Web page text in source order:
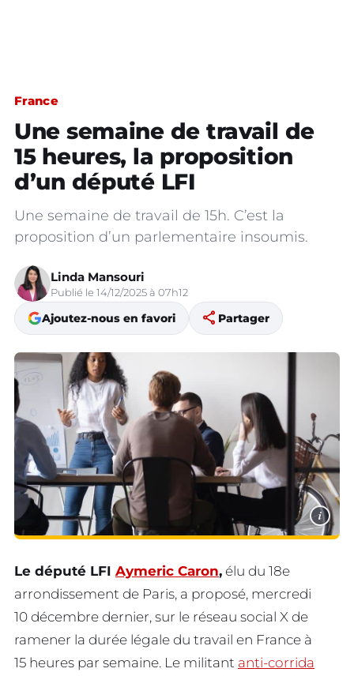
France
Une semaine de travail de
15 heures, la proposition
d’un député LFI
Une semaine de travail de 15h. C’est la
proposition d’un parlementaire insoumis.
Linda Mansouri
Publié le 14/12/2025 à 07h12
Ajoutez-nous en favori share Partager
i
Le député LFI Aymeric Caron, élu du 18e
arrondissement de Paris, a proposé, mercredi
10 décembre dernier, sur le réseau social X de
ramener la durée légale du travail en France à
15 heures par semaine. Le militant anti-corrida